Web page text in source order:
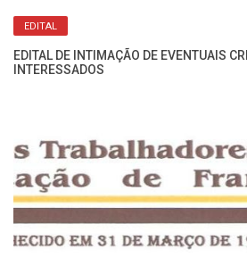
EDITAL
EDITAL DE INTIMAÇÃO DE EVENTUAIS
INTERESSADOS